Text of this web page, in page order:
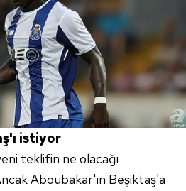
istiyor
teklifin ne olacağı
Aboubakar'ın Beşiktaş'a